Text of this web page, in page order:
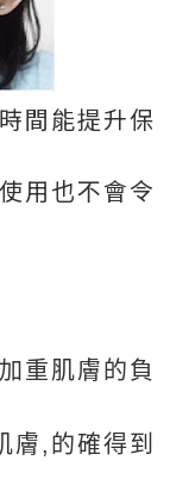
間能提升保
用也不會令
重肌膚的負
膚, 的確得到